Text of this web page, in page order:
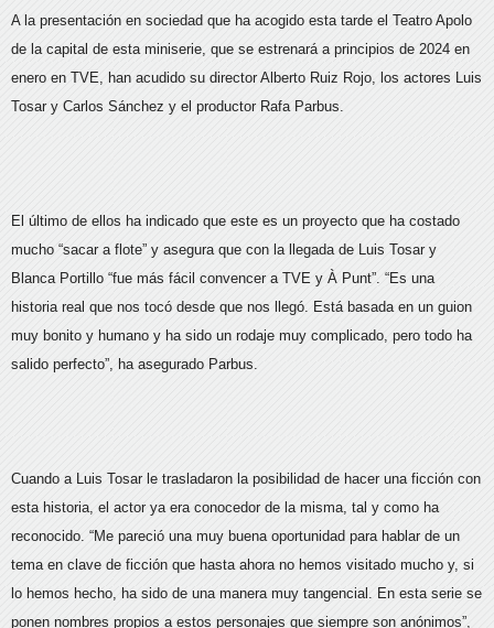
A la presentación en sociedad que ha acogido esta tarde el Teatro Apolo
de la capital de esta miniserie, que se estrenará a principios de 2024 en
enero en TVE, han acudido su director Alberto Ruiz Rojo, los actores Luis
Tosar y Carlos Sánchez y el productor Rafa Parbus.
El último de ellos ha indicado que este es un proyecto que ha costado
mucho “sacar a flote” y asegura que con la llegada de Luis Tosar y
Blanca Portillo “fue más fácil convencer a TVE y À Punt”. “Es una
historia real que nos tocó desde que nos llegó. Está basada en un guion
muy bonito y humano y ha sido un rodaje muy complicado, pero todo ha
salido perfecto”, ha asegurado Parbus.
Cuando a Luis Tosar le trasladaron la posibilidad de hacer una ficción con
esta historia, el actor ya era conocedor de la misma, tal y como ha
reconocido. “Me pareció una muy buena oportunidad para hablar de un
tema en clave de ficción que hasta ahora no hemos visitado mucho y, si
lo hemos hecho, ha sido de una manera muy tangencial. En esta serie se
ponen nombres propios a estos personajes que siempre son anónimos”,